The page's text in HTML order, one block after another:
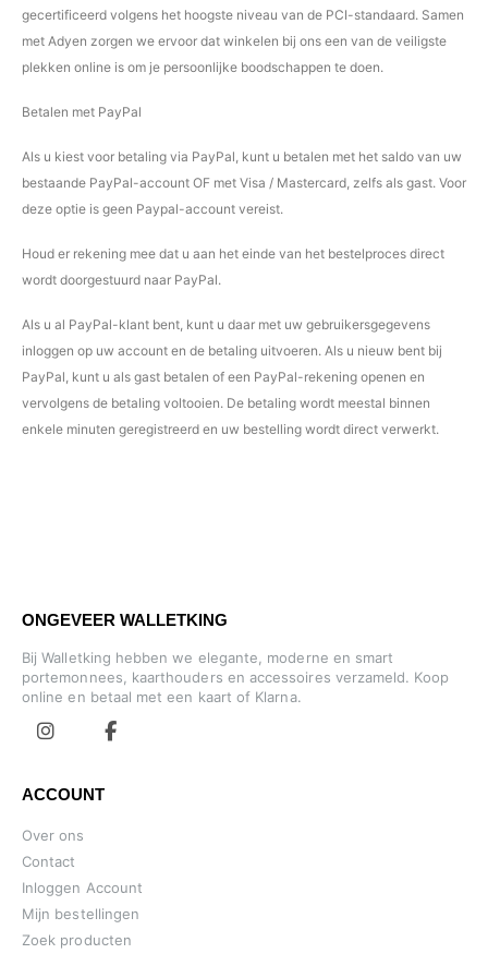
gecertificeerd volgens het hoogste niveau van de PCI-standaard. Samen
met Adyen zorgen we ervoor dat winkelen bij ons een van de veiligste
plekken online is om je persoonlijke boodschappen te doen.
Betalen met PayPal
Als u kiest voor betaling via PayPal, kunt u betalen met het saldo van uw
bestaande PayPal-account OF met Visa / Mastercard, zelfs als gast. Voor
deze optie is geen Paypal-account vereist.
Houd er rekening mee dat u aan het einde van het bestelproces direct
wordt doorgestuurd naar PayPal.
Als u al PayPal-klant bent, kunt u daar met uw gebruikersgegevens
inloggen op uw account en de betaling uitvoeren. Als u nieuw bent bij
PayPal, kunt u als gast betalen of een PayPal-rekening openen en
vervolgens de betaling voltooien. De betaling wordt meestal binnen
enkele minuten geregistreerd en uw bestelling wordt direct verwerkt.
ONGEVEER WALLETKING
Bij Walletking hebben we elegante, moderne en smart
portemonnees, kaarthouders en accessoires verzameld. Koop
online en betaal met een kaart of Klarna.
ACCOUNT
Over ons
Contact
Inloggen Account
Mijn bestellingen
Zoek producten